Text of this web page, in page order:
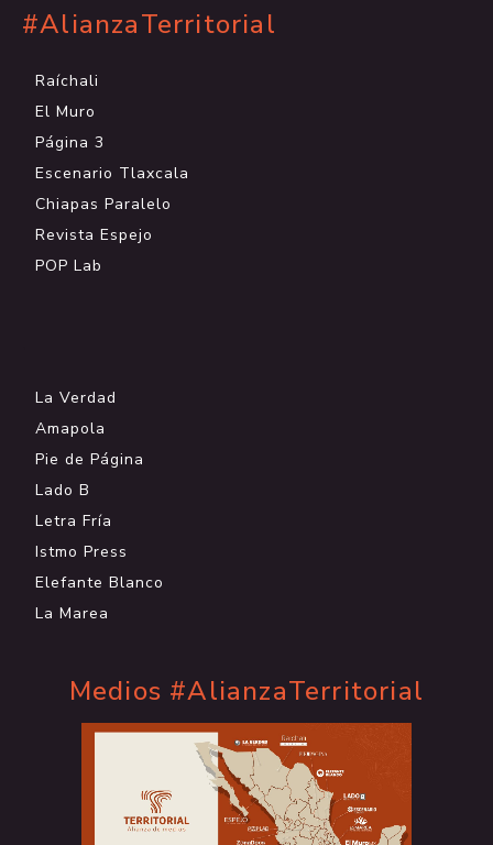
#AlianzaTerritorial
Raíchali
El Muro
Página 3
Escenario Tlaxcala
Chiapas Paralelo
Revista Espejo
POP Lab
La Verdad
Amapola
Pie de Página
Lado B
Letra Fría
Istmo Press
Elefante Blanco
La Marea
Medios #AlianzaTerritorial